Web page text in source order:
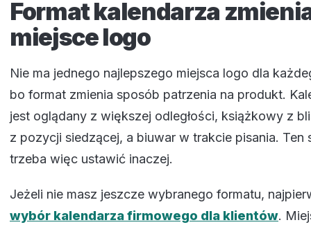
Format kalendarza
miejsce logo
Nie ma jednego najlepszego miejsca logo dla
bo format zmienia sposób patrzenia na produkt.
jest oglądany z większej odległości, książkowy z
z pozycji siedzącej, a biuwar w trakcie pisania. Ten
trzeba więc ustawić inaczej.
Jeżeli nie masz jeszcze wybranego formatu,
wybór kalendarza firmowego dla klientów.